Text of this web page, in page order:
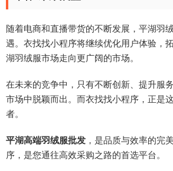
随着电商和直播带货的不断发展，平湖羽
遇。衣找找小程序将继续优化用户体验，
湖羽绒服市场走向更广阔的市场。
在未来的竞争中，只有不断创新、提升服
市场中脱颖而出。而衣找找小程序，正是
者。
平湖高端羽绒服批发 ，是品质与效率的完
序，是您通往高效采购之路的首选平台。